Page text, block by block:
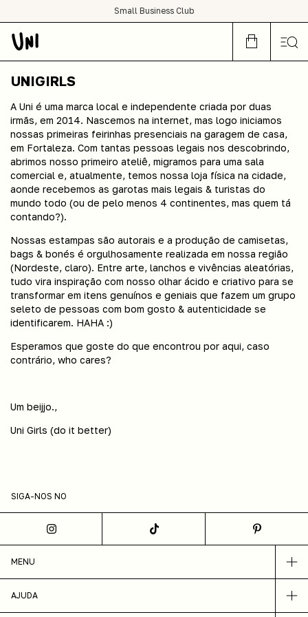
Small Business Club
condições de frete grátis para todo Brasil :)
UNIGIRLS
A Uni é uma marca local e independente criada por duas
irmãs, em 2014. Nascemos na internet, mas logo iniciamos
nossas primeiras feirinhas presenciais na garagem de casa,
em Fortaleza. Com tantas pessoas legais nos descobrindo,
abrimos nosso primeiro ateliê, migramos para uma sala
comercial e, atualmente, temos nossa loja física na cidade,
aonde recebemos as garotas mais legais & turistas do
mundo todo (ou de pelo menos 4 continentes, mas quem tá
contando?).
Nossas estampas são autorais e a produção de camisetas,
bags & bonés é orgulhosamente realizada em nossa região
(Nordeste, claro). Entre arte, lanchos e vivências aleatórias,
tudo vira inspiração com nosso olhar ácido e criativo para se
transformar em itens genuínos e geniais que fazem um grupo
seleto de pessoas com bom gosto & autenticidade se
identificarem. HAHA :)
Esperamos que goste do que encontrou por aqui, caso
contrário, who cares?
Um beijjo.,
Uni Girls (do it better)
SIGA-NOS NO
MENU
AJUDA